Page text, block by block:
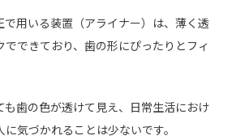
で用いる装置（アライナー）は、薄く透
できており、歯の形にぴったりとフィ
も歯の色が透けて見え、日常生活におけ
気づかれることは少ないです。